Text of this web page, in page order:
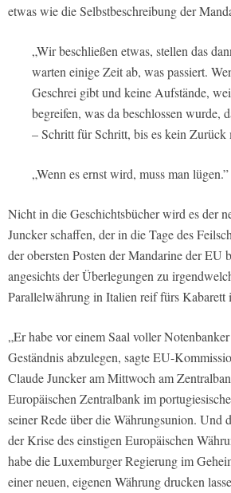
etwas wie die Selbstbeschreibung der
„Wir beschließen etwas, stellen das
warten einige Zeit ab, was passiert.
Geschrei gibt und keine Aufstände,
begreifen, was da beschlossen wurde,
– Schritt für Schritt, bis es kein Zurück
„Wenn es ernst wird, muss man lügen.”
Nicht in die Geschichtsbücher wird es der
Juncker schaffen, der in die Tage des
der obersten Posten der Mandarine der EU
angesichts der Überlegungen zu
Parallelwährung in Italien reif fürs Kabarett
„Er habe vor einem Saal voller
Geständnis abzulegen, sagte EU-
Claude Juncker am Mittwoch am
Europäischen Zentralbank im
seiner Rede über die Währungsunion. Und
der Krise des einstigen Europäischen
habe die Luxemburger Regierung im
einer neuen, eigenen Währung drucken